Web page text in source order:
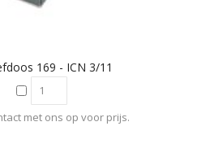
169 - ICN 3/11
met ons op voor prijs.